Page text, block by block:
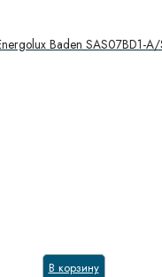
Baden SAS07BD1-A/
В корзину